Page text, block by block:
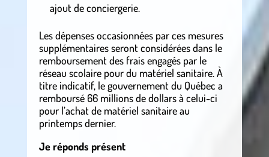
ajout de conciergerie.
Les dépenses occasionnées par ces mesures
supplémentaires seront considérées dans le
remboursement des frais engagés par le
réseau scolaire pour du matériel sanitaire. À
titre indicatif, le gouvernement du Québec a
remboursé 66 millions de dollars à celui-ci
pour l’achat de matériel sanitaire au
printemps dernier.
Je réponds présent